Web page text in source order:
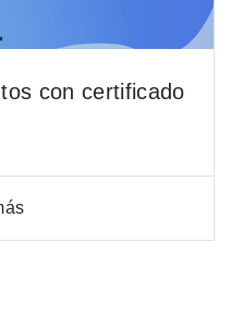
con certificado